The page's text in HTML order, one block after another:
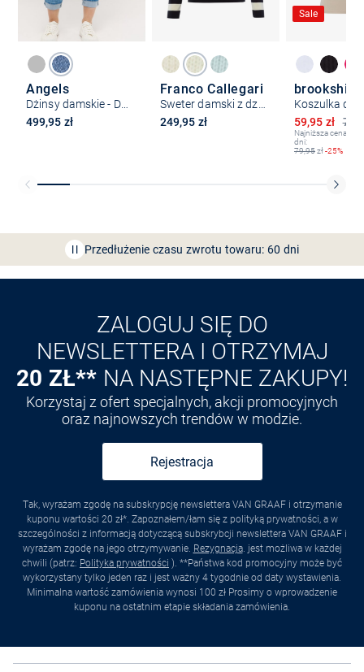
Angels
Dżinsy damskie - Darleen Cool
499,95 zł
Franco Callegari
249,95 zł
Sale
brookshire
Koszulka
Obniżona
59,95 zł
Najniższa cena z
dni:
79,95zł-25%
Przedłużenie czasu zwrotu towaru: 60 dni
Odkryj aplikację VANGRAAF
ZALOGUJ SIĘ DO
NEWSLETTERA I OTRZYMAJ
20 ZŁ** NA NASTĘPNE ZAKUPY!
Korzystaj z ofert specjalnych, akcji promocyjnych
oraz najnowszych trendów w modzie.
Rejestracja
Tak, wyrażam zgodę na subskrypcję newslettera VAN GRAAF i otrzymanie
kuponu wartości 20 zł*. Zapoznałem/łam się z polityką prywatności, a w
szczególności z informacją dotyczącą subskrybcji newslettera VAN GRAAF i
wyrażam zgodę na jego otrzymywanie. Rezygnacja. jest możliwa w każdej
chwili (patrz: Polityka prywatności ). **Państwa kod promocyjny może być
wykorzystany tylko jeden raz i jest ważny 4 tygodnie od daty wystawienia.
Minimalna wartość zamówienia wynosi 100 zł Prosimy o wprowadzenie
kuponu na ostatnim etapie składania zamówienia.